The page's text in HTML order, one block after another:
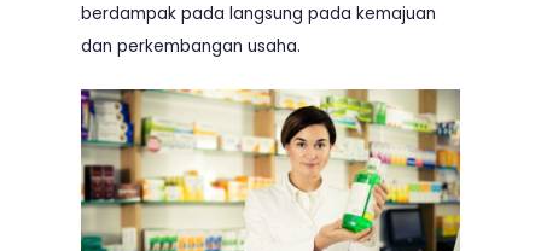
berdampak pada langsung pada kemajuan
dan perkembangan usaha.